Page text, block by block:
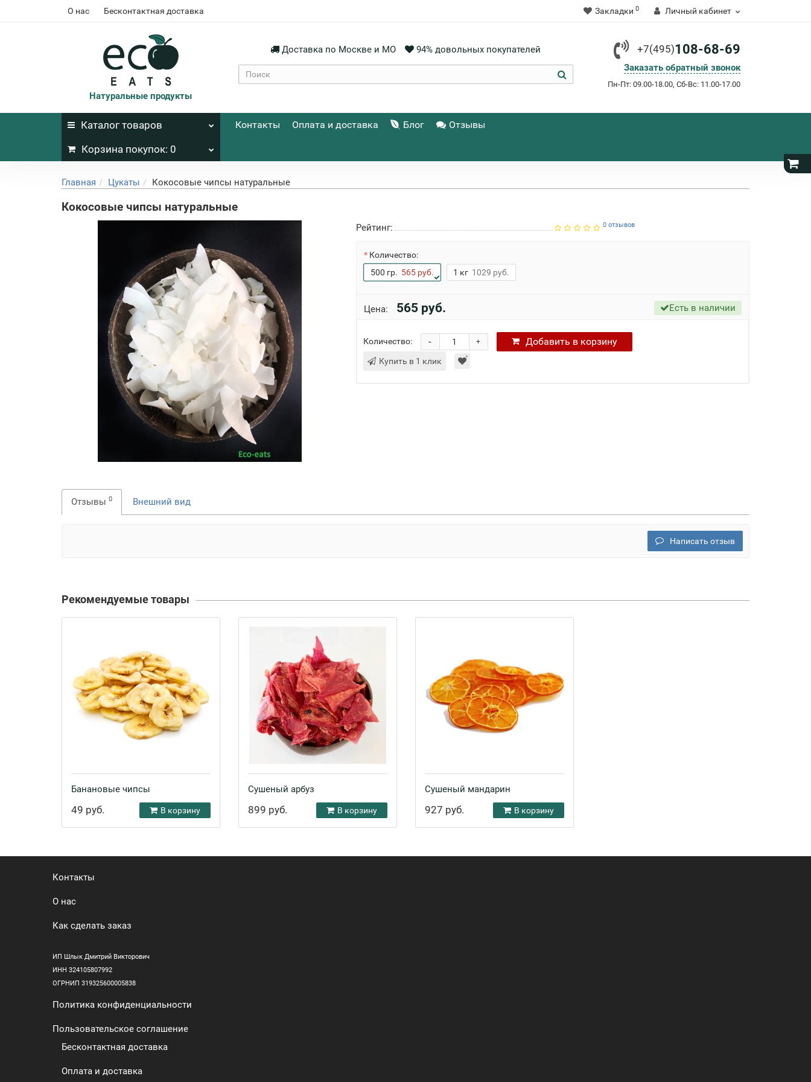
О нас Бесконтактная доставка Закладки 0 Личный кабинет
Натуральные продукты
Доставка по Москве и МО 94% довольных покупателей +7(495)108-68-69
Заказать обратный звонок
Пн-Пт: 09.00-18.00, Сб-Вс: 11.00-17.00
Каталог товаров Контакты Оплата и доставка Блог Отзывы
Корзина покупок: 0
Главная Цукаты Кокосовые чипсы натуральные
Кокосовые чипсы натуральные
Рейтинг: 0 отзывов
Количество:
500 гр. 565 руб. 1 кг 1029 руб.
Цена: 565 руб. Есть в наличии
Количество: +
- Добавить вкорзину
Купить в 1 клик
Отзывы 0 Внешний вид
Написать отзыв
Рекомендуемые товары
Банановые чипсы
49 руб. В корзину
Сушеный арбуз
899 руб. В корзину
Сушеный мандарин
927 руб. В корзину
Контакты
О нас
Как сделать заказ
ИП Шлык Дмитрий Викторович
ИНН 324105807992
ОГРНИП 319325600005838
Политика конфиденциальности
Пользовательское соглашение
Бесконтактная доставка
Оплата и доставка